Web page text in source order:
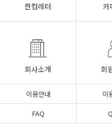
한컵레터 카
회사소개 회
이용안내 이
FAQ